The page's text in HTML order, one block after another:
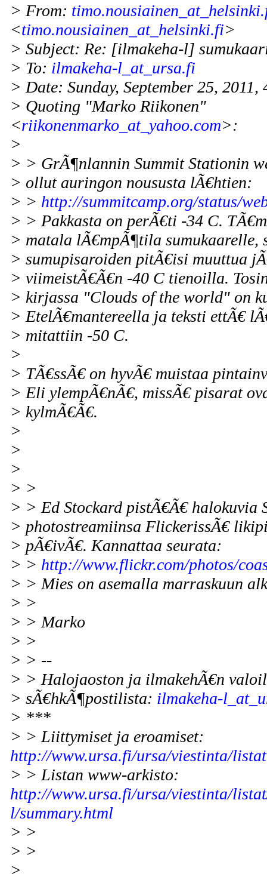
> From:
<timo.nousiainen_at_helsinki.fi>
> Subject: Re: [ilmakeha-l]
> To: ilmakeha-l_at_ursa.fi
> Date: Sunday, September 25, 2011,
> Quoting "Marko Riikonen"
<riikonenmarko_at_yahoo.com>:
>
> > GrÃ¶nlannin Summit Stationin
> ollut auringon noususta lÃ€htien:
> > http://summitcamp.org/status/
> > Pakkasta on perÃ€ti -34 C.
> matala lÃ€mpÃ¶tila sumukaarelle,
> sumupisaroiden pitÃ€isi muuttua
> viimeistÃ€Ã€n -40 C tienoilla.
> kirjassa "Clouds of the world" on
> EtelÃ€mantereella ja teksti ettÃ€
> mitattiin -50 C.
>
> TÃ€ssÃ€ on hyvÃ€ muistaa
> Eli ylempÃ€nÃ€, missÃ€ pisarat
> kylmÃ€Ã€.
>
>
>
> >
> > Ed Stockard pistÃ€Ã€ halokuvia
> photostreamiinsa FlickerissÃ€
> pÃ€ivÃ€. Kannattaa seurata:
> > http://www.flickr.com/photos/
> > Mies on asemalla marraskuun
> >
> > Marko
> >
> > --
> > Halojaoston ja ilmakehÃ€n
> sÃ€hkÃ¶postilista: ilmakeha-
> ***
> > Liittymiset ja eroamiset:
http://www.ursa.fi/ursa/viestinta/
> > Listan www-arkisto:
http://www.ursa.fi/ursa/viestinta/
l/summary.html
> >
> >
>